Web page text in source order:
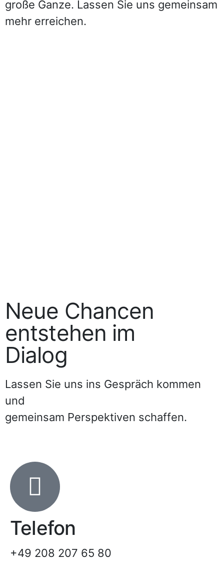
große Ganze. Lassen Sie uns gemeinsam
mehr erreichen.
Neue Chancen
entstehen im
Dialog
Lassen Sie uns ins Gespräch kommen
und
gemeinsam Perspektiven schaffen.
Telefon
+49 208 207 65 80